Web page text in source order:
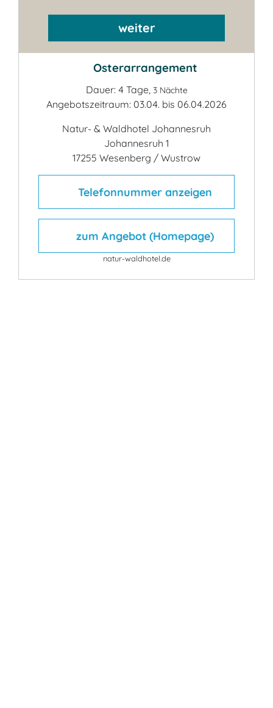
weiter
Osterarrangement
Dauer: 4 Tage, 3 Nächte
Angebotszeitraum: 03.04. bis 06.04.2026
Natur- & Waldhotel Johannesruh
Johannesruh 1
17255 Wesenberg / Wustrow
Telefonnummer anzeigen
zum Angebot (Homepage)
natur-waldhotel.de